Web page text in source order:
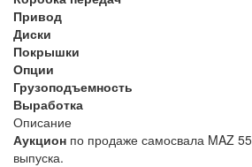
Привод
Диски
Покрышки
Опции
Грузоподъемность
Выработка
Описание
Аукцион по продаже самосвала MAZ
выпуска.